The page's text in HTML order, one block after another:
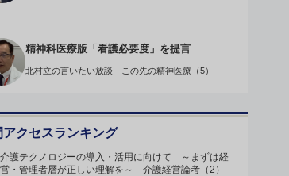
精神科医療版「看護必要度」を提言
北村立の言いたい放談 この先の精神医療（5）
アクセスランキング
介護テクノロジーの導入・活用に向けて ～まずは経
営・管理者層が正しい理解を～ 介護経営論考（2）